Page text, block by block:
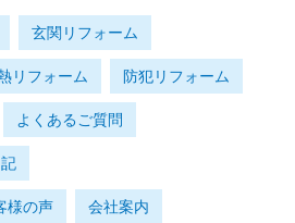
玄関リフォーム
リフォーム 防犯リフォーム
よくあるご質問
様の声 会社案内